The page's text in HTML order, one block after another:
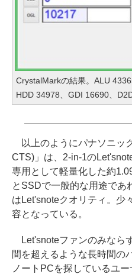
CrystalMarkの結果。ALU
HDD 34978、GDI 16690、
以上のようにパナソニッ
CTS)」は、2-in-1の
専用として軽量化した約
とSSDで一般的な用途であ
はLet'snoteクオリティ。少
容となっている。
Let'snoteファンのみなら
間を超えるような長時間の
ノートPCを探しているユ